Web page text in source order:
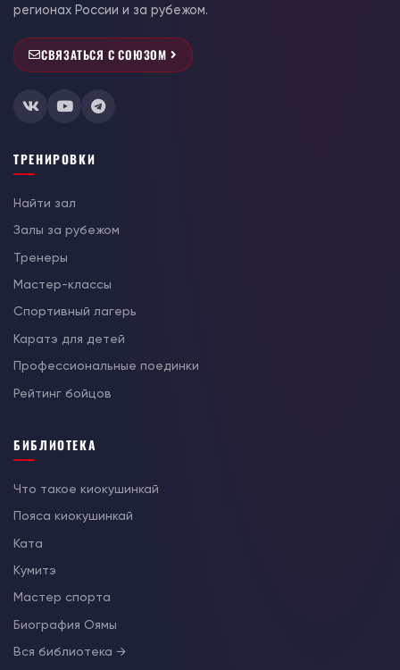
регионах России и за рубежом.
СВЯЗАТЬСЯ С СОЮЗОМ
ТРЕНИРОВКИ
Найти зал
Залы за рубежом
Тренеры
Мастер-классы
Спортивный лагерь
Каратэ для детей
Профессиональные поединки
Рейтинг бойцов
БИБЛИОТЕКА
Что такое киокушинкай
Пояса киокушинкай
Ката
Кумитэ
Мастер спорта
Биография Оямы
Вся библиотека →